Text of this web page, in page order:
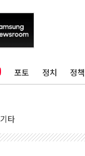
포토 정치 정
기타